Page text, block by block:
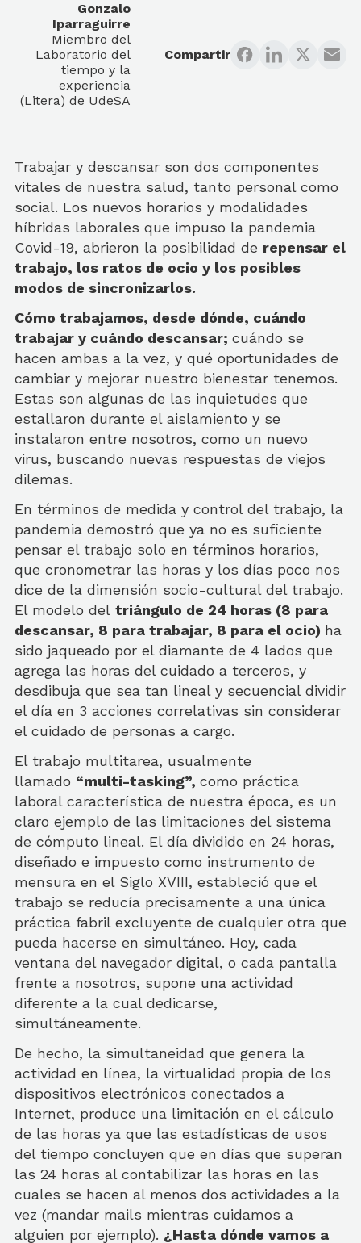
Gonzalo
Iparraguirre
Miembro del
Laboratorio del
tiempo y la
experiencia
(Litera) de UdeSA
Compartir
Trabajar y descansar son dos componentes
vitales de nuestra salud, tanto personal como
social. Los nuevos horarios y modalidades
híbridas laborales que impuso la pandemia
Covid-19, abrieron la posibilidad de repensar el
trabajo, los ratos de ocio y los posibles
modos de sincronizarlos.
Cómo trabajamos, desde dónde, cuándo
trabajar y cuándo descansar; cuándo se
hacen ambas a la vez, y qué oportunidades de
cambiar y mejorar nuestro bienestar tenemos.
Estas son algunas de las inquietudes que
estallaron durante el aislamiento y se
instalaron entre nosotros, como un nuevo
virus, buscando nuevas respuestas de viejos
dilemas.
En términos de medida y control del trabajo, la
pandemia demostró que ya no es suficiente
pensar el trabajo solo en términos horarios,
que cronometrar las horas y los días poco nos
dice de la dimensión socio-cultural del trabajo.
El modelo del triángulo de 24 horas (8 para
descansar, 8 para trabajar, 8 para el ocio) ha
sido jaqueado por el diamante de 4 lados que
agrega las horas del cuidado a terceros, y
desdibuja que sea tan lineal y secuencial dividir
el día en 3 acciones correlativas sin considerar
el cuidado de personas a cargo.
El trabajo multitarea, usualmente
llamado “multi-tasking”, como práctica
laboral característica de nuestra época, es un
claro ejemplo de las limitaciones del sistema
de cómputo lineal. El día dividido en 24 horas,
diseñado e impuesto como instrumento de
mensura en el Siglo XVIII, estableció que el
trabajo se reducía precisamente a una única
práctica fabril excluyente de cualquier otra que
pueda hacerse en simultáneo. Hoy, cada
ventana del navegador digital, o cada pantalla
frente a nosotros, supone una actividad
diferente a la cual dedicarse,
simultáneamente.
De hecho, la simultaneidad que genera la
actividad en línea, la virtualidad propia de los
dispositivos electrónicos conectados a
Internet, produce una limitación en el cálculo
de las horas ya que las estadísticas de usos
del tiempo concluyen que en días que superan
las 24 horas al contabilizar las horas en las
cuales se hacen al menos dos actividades a la
vez (mandar mails mientras cuidamos a
alguien por ejemplo). ¿Hasta dónde vamos a